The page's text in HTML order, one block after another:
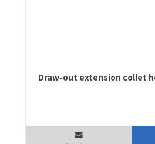
Draw-out extension collet